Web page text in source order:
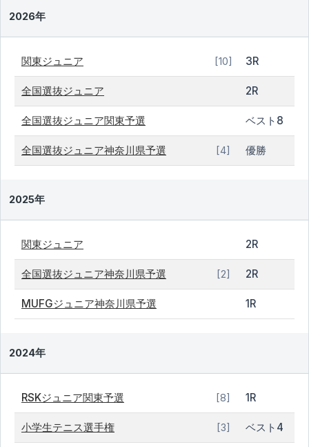
2026年
関東ジュニア [10] 3R
全国選抜ジュニア 2R
全国選抜ジュニア関東予選 ベスト8
全国選抜ジュニア神奈川県予選 [4] 優勝
2025年
関東ジュニア 2R
全国選抜ジュニア神奈川県予選 [2] 2R
MUFGジュニア神奈川県予選 1R
2024年
RSKジュニア関東予選 [8] 1R
小学生テニス選手権 [3] ベスト4